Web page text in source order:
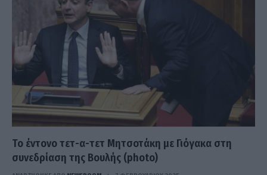
Το έντονο τετ-α-τετ Μητσοτάκη με Γιόγακα στη
συνεδρίαση της Βουλής (photo)